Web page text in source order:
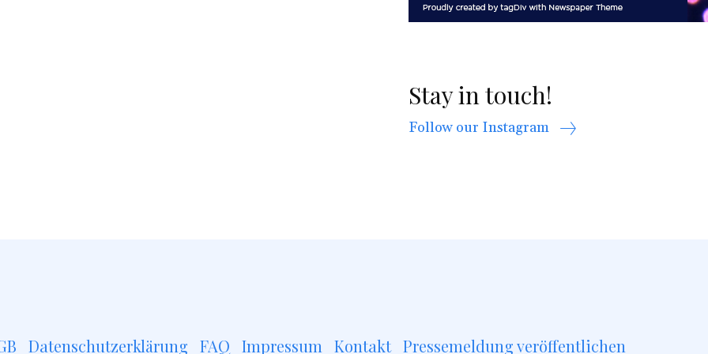
Stay in touch!
Follow our Instagram
Datenschutzerklärung FAQ Impressum Kontakt Pressemeldung veröffentlichen